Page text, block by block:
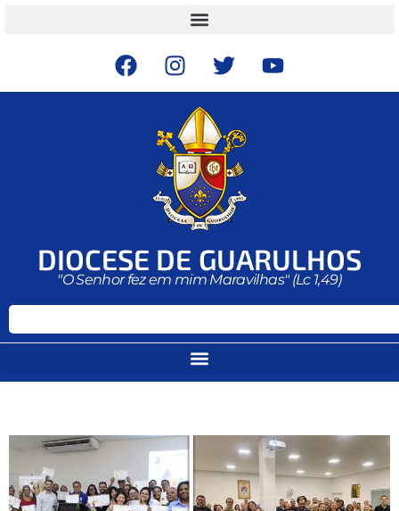
DIOCESE DE GUARULHOS
"O Senhor fez em mim Maravilhas" (Lc 1,49)